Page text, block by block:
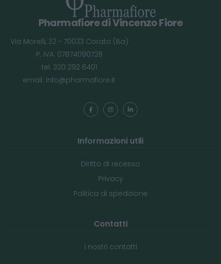
Pharmafiore di Vincenzo Fiore
Via Morelli, 32 - 70033 Corato (Ba)
P. IVA: 07874090728
tel: 320 292 6401
email: info@pharmafiore.it
Informazioni utili
Diritto di recesso
Privacy
Politica di spedizione
Contatti
I nostri contatti